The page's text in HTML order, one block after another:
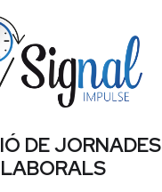
DE JORNADES
LABORALS